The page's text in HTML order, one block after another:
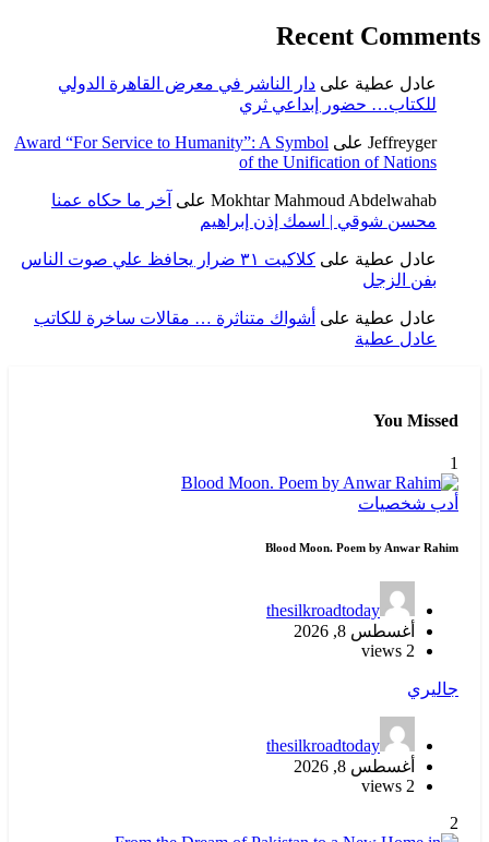
Recent Comments
عادل عطية على دار الناشر في معرض القاهرة الدولي
للكتاب… حضور إبداعي ثري
Jeffreyger على Award “For Service to Humanity”: A Symbol
of the Unification of Nations
Mokhtar Mahmoud Abdelwahab على آخر ما حكاه عمنا
محسن شوقي | اسمك إذن إبراهيم
عادل عطية على
كلاكيت ٣١ ضرار يحافظ علي صوت الناس
بفن الزجل
عادل عطية على أشواك متناثرة … مقالات ساخرة للكاتب
عادل عطية
You Missed
1
أدب شخصيات
Blood Moon. Poem by Anwar Rahim
thesilkroadtoday
أغسطس 8, 2026
2 views
جاليري
thesilkroadtoday
أغسطس 8, 2026
2 views
2